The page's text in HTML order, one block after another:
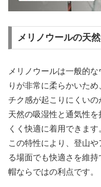
メリノウールの天
メリノウールは一般的
りが非常に柔らかいた
チク感が起こりにくいの
天然の吸湿性と通気性
くく快適に着用できます
この特性により、登山
る場面でも快適さを維
帽ならではの利点です。